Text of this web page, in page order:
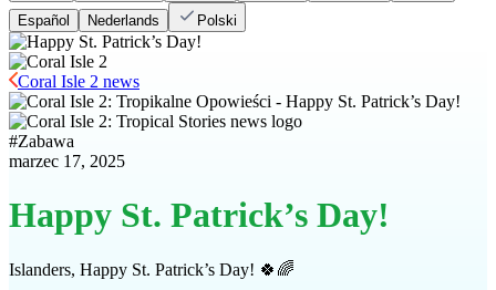
Español
Nederlands Polski
Coral Isle 2 news
#Zabawa
marzec 17, 2025
Happy St. Patrick’s Day!
Islanders, Happy St. Patrick’s Day! 🍀🌈